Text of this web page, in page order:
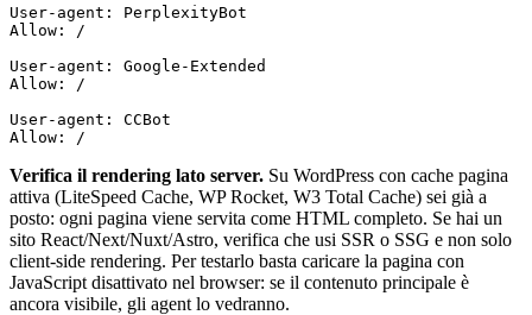
User-agent: PerplexityBot
Allow: /
User-agent: Google-Extended
Allow: /
User-agent: CCBot
Verifica il rendering lato server. Su WordPress con cache pagina
attiva (LiteSpeed Cache, WP Rocket, W3 Total Cache) sei già a
posto: ogni pagina viene servita come HTML completo. Se hai un
sito React/Next/Nuxt/Astro, verifica che usi SSR o SSG e non solo
client-side rendering. Per testarlo basta caricare la pagina con
JavaScript disattivato nel browser: se il contenuto principale è
ancora visibile, gli agent lo vedranno.